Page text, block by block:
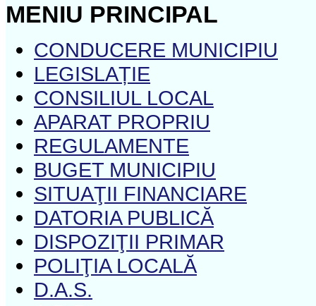
MENIU PRINCIPAL
CONDUCERE MUNICIPIU
LEGISLAȚIE
CONSILIUL LOCAL
APARAT PROPRIU
REGULAMENTE
BUGET MUNICIPIU
SITUAŢII FINANCIARE
DATORIA PUBLICĂ
DISPOZIŢII PRIMAR
POLIŢIA LOCALĂ
D.A.S.